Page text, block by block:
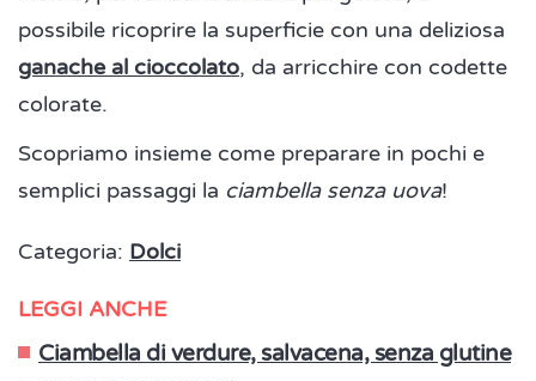
possibile ricoprire la superficie con una deliziosa
ganache al cioccolato, da arricchire con codette
colorate.
Scopriamo insieme come preparare in pochi e
semplici passaggi la ciambella senza uova!
Categoria: Dolci
LEGGI ANCHE
Ciambella di verdure, salvacena, senza glutine